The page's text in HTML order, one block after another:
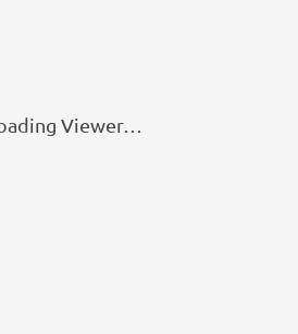
Viewer…